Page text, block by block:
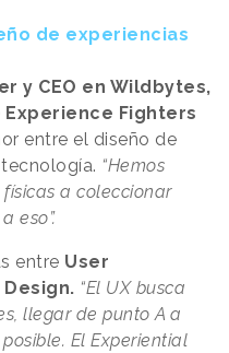
de experiencias
y CEO en Wildbytes,
Experience Fighters
entre el diseño de
“Hemos
a coleccionar
eso”.
entre User
“El UX busca
llegar de punto A a
El Experiential